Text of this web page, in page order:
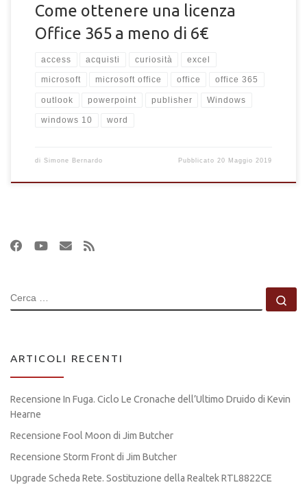
Come ottenere una licenza
Office 365 a meno di 6€
access acquisti curiosità excel
microsoft microsoft office office office 365
outlook powerpoint publisher Windows
windows 10 word
di Simone Bernardo Pubblicato20 Maggio 2019
CERCA
ARTICOLI RECENTI
Recensione In Fuga. Ciclo Le Cronache dell’Ultimo Druido di Kevin
Hearne
Recensione Fool Moon di Jim Butcher
Recensione Storm Front di Jim Butcher
Upgrade Scheda Rete. Sostituzione della Realtek RTL8822CE